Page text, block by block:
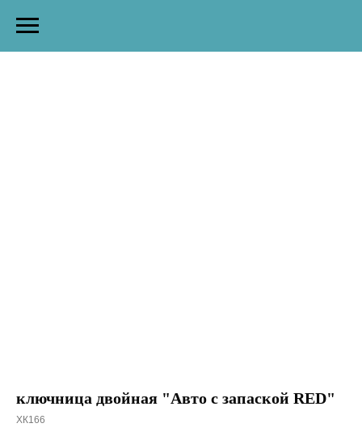
ключница двойная "Авто с запаской RED"
ХК166